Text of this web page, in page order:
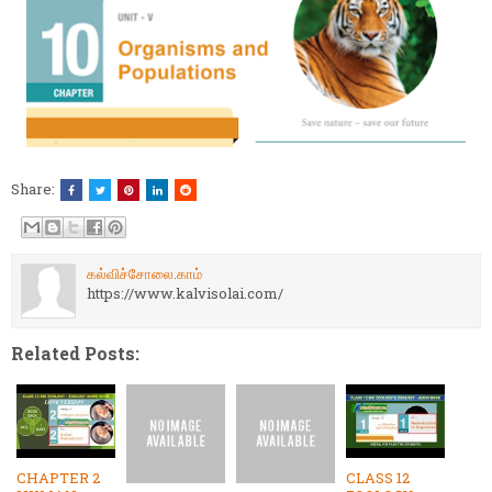
Share:
கல்விச்சோலை.காம்
https://www.kalvisolai.com/
Related Posts:
CHAPTER 2
CLASS 12